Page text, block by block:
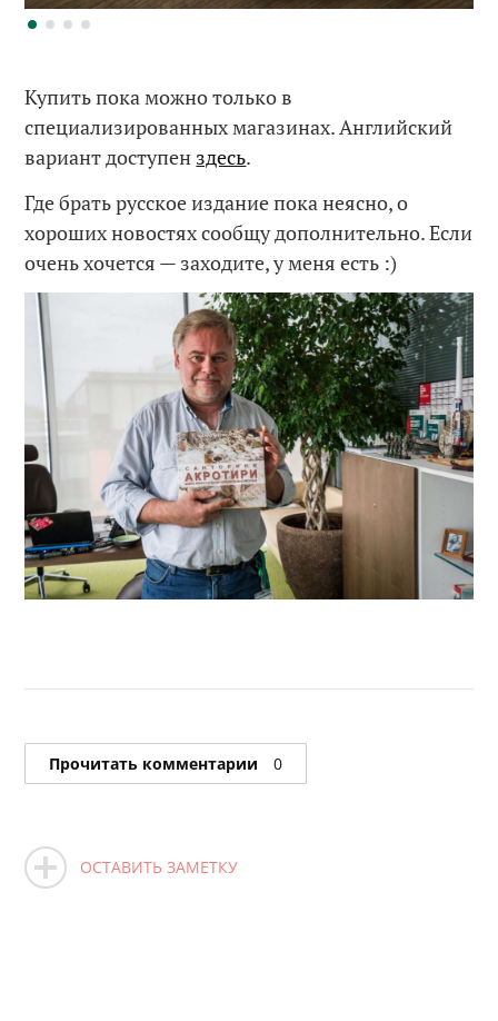
Купить пока можно только в
специализированных магазинах. Английский
вариант доступен здесь.
Где брать русское издание пока неясно, о
хороших новостях сообщу дополнительно. Если
очень хочется — заходите, у меня есть :)
Прочитать комментарии 0
ОСТАВИТЬ ЗАМЕТКУ